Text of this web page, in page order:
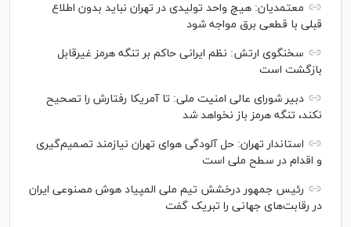
معتمدیان: هیچ واحد تولیدی در تهران نباید بدون اطلاع
قبلی با قطعی برق مواجه شود
سخنگوی ارتش: نظم ایرانی حاکم بر تنگه هرمز غیرقابل
بازگشت است
دبیر شورای عالی امنیت ملی: تا آمریکا رفتارش را تصحیح
نکند، تنگه هرمز باز نخواهد شد
استاندار تهران: حل آلودگی هوای تهران نیازمند تصمیم‌گیری
و اقدام در سطح ملی است
رئیس جمهور درخشش تیم ملی المپیاد هوش مصنوعی ایران
در رقابت‌های جهانی را تبریک گفت